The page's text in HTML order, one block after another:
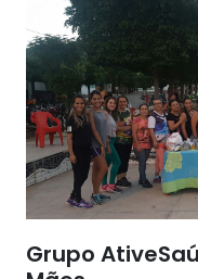
Grupo